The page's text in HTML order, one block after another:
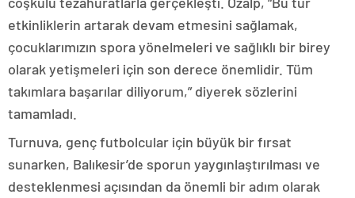
etkinliklerin artarak devam etmesini sağlamak,
çocuklarımızın spora yönelmeleri ve sağlıklı bir birey
olarak yetişmeleri için son derece önemlidir. Tüm
takımlara başarılar diliyorum,” diyerek sözlerini
tamamladı.
Turnuva, genç futbolcular için büyük bir fırsat
sunarken, Balıkesir’de sporun yaygınlaştırılması ve
desteklenmesi açısından da önemli bir adım olarak